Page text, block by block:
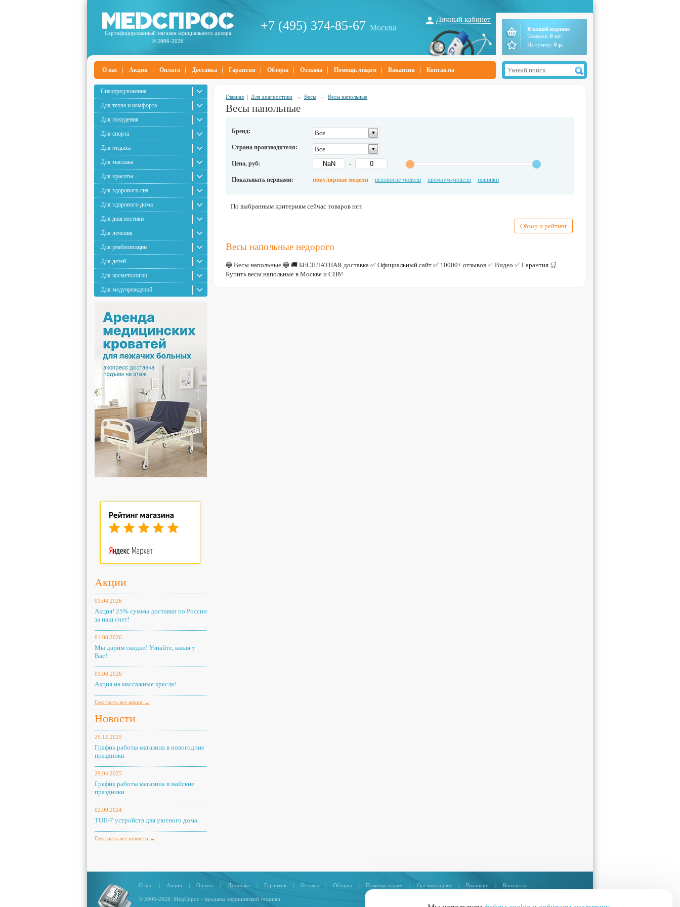
Сертифицированный магазин официального дилера
© 2006-2026
+7 (495) 374-85-67 Москва
Личный кабинет
В вашей корзине
Товаров: 0 шт.
На сумму: 0 р.
О нас Акции Оплата Доставка Гарантия Обзоры Отзывы Помощь людям Вакансии Контакты
Спецпредложения
Для тепла и комфорта
Для похудения
Для спорта
Для отдыха
Для массажа
Для красоты
Для здорового сна
Для здорового дома
Для диагностики
Для лечения
Для реабилитации
Для детей
Для косметологии
Для медучреждений
Акции
01.08.2026
Акция! 25% суммы доставки по России
за наш счет!
01.08.2026
Мы дарим скидки! Узнайте, какая у
Вас!
01.08.2026
Акция на массажные кресла!
Смотреть все акции →
Новости
25.12.2025
График работы магазина в новогодние
праздники
29.04.2025
График работы магазина в майские
праздники
02.09.2024
ТОП-7 устройств для уютного дома
Смотреть все новости →
Главная | Для диагностики → Весы → Весы напольные
Весы напольные
Бренд: Все
Страна производителя: Все
Цена, руб: -
Показывать первыми: популярные модели недорогие модели премиум-модели новинки
По выбранным критериям сейчас товаров нет.
Обзор и рейтинг
Весы напольные недорого
🔵 Весы напольные 🔵 🚚 БЕСПЛАТНАЯ доставка ✅ Официальный сайт ✅ 10000+ отзывов ✅ Видео ✅ Гарантия 🛒
Купить весы напольные в Москве и СПб!
О нас | Акции | Оплата | Доставка | Гарантия | Отзывы | Обзоры | Помощь людям | Организациям | Вакансии | Контакты
© 2006-2026. МедСпрос - продажа медицинской техники